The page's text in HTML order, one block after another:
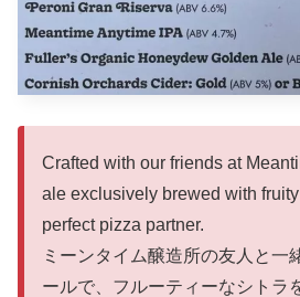
Crafted with our friends at
ale exclusively brewed with
perfect pizza partner.
ミーンタイム醸造所の友人と一
ールで、フルーティーなシトラ